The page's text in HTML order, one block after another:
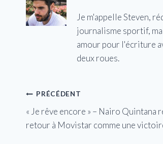
Je m'appelle Steven,
journalisme sportif,
amour pour l'écriture
deux roues.
Navigation
de
PRÉCÉDENT
« Je rêve encore » – Nairo Quintana
retour à Movistar comme une